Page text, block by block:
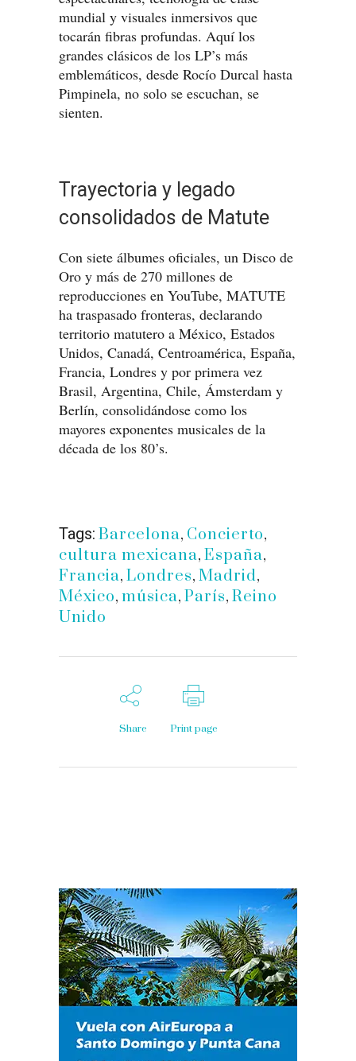
mundial y visuales inmersivos que
tocarán fibras profundas. Aquí los
grandes clásicos de los LP’s más
emblemáticos, desde Rocío Durcal hasta
Pimpinela, no solo se escuchan, se
sienten.
Trayectoria y legado
consolidados de Matute
Con siete álbumes oficiales, un Disco de
Oro y más de 270 millones de
reproducciones en YouTube, MATUTE
ha traspasado fronteras, declarando
territorio matutero a México, Estados
Unidos, Canadá, Centroamérica, España,
Francia, Londres y por primera vez
Brasil, Argentina, Chile, Ámsterdam y
Berlín, consolidándose como los
mayores exponentes musicales de la
década de los 80’s.
Tags: Barcelona, Concierto,
cultura mexicana, España,
Francia, Londres, Madrid,
México, música, París, Reino
Unido
Share Print page